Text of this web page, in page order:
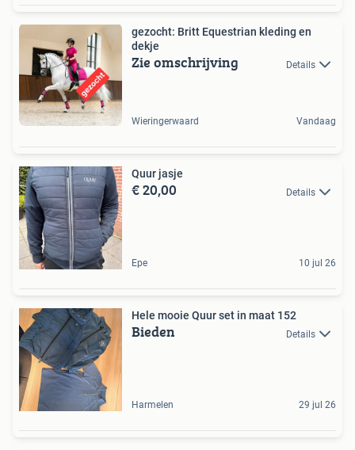
gezocht: Britt Equestrian kleding en
dekje
Zie omschrijving Details
Wieringerwaard Vandaag
Quur jasje
€ 20,00 Details
Epe 10 jul 26
Hele mooie Quur set in maat 152
Bieden Details
Harmelen 29 jul 26